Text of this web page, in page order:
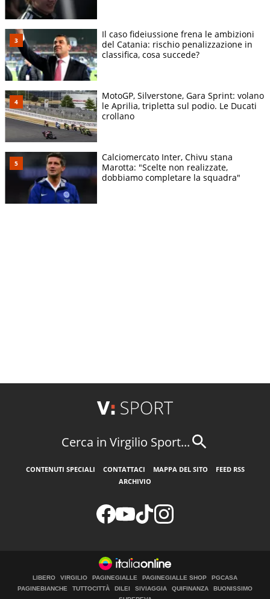
Il caso fideiussione frena le ambizioni
del Catania: rischio penalizzazione in
classifica, cosa succede?
MotoGP, Silverstone, Gara Sprint: volano
le Aprilia, tripletta sul podio. Le Ducati
crollano
Calciomercato Inter, Chivu stana
Marotta: "Scelte non realizzate,
dobbiamo completare la squadra"
Cerca in Virgilio Sport...
CONTENUTI SPECIALI CONTATTACI MAPPA DEL SITO
FEED RSS
ARCHIVIO
LIBERO VIRGILIO PAGINEGIALLE PAGINEGIALLE SHOP
PGCASA
PAGINEBIANCHE
TUTTOCITTÀ DILEI SIVIAGGIA QUIFINANZA
BUONISSIMO